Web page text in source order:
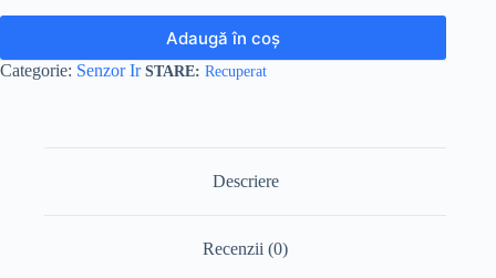
Adaugă în coș
Categorie: Senzor Ir Recuperat
Descriere
Recenzii (0)